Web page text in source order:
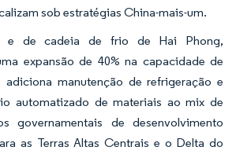
sob estratégias China-mais-um.
e de cadeia de frio de Hai Phong,
expansão de 40% na capacidade de
adiciona manutenção de refrigeração e
automatizado de materiais ao mix de
governamentais de desenvolvimento
as Terras Altas Centrais e o Delta do